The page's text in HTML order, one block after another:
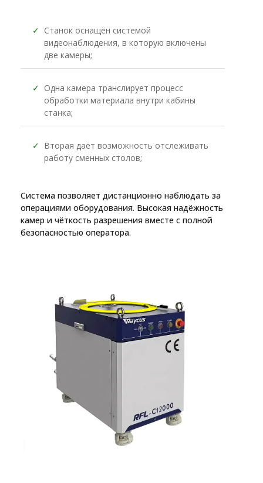
✓ Станок оснащён системой
видеонаблюдения, в которую включены
две камеры;
✓ Одна камера транслирует процесс
обработки материала внутри кабины
станка;
✓ Вторая даёт возможность отслеживать
работу сменных столов;
Система позволяет дистанционно наблюдать за
операциями оборудования. Высокая надёжность
камер и чёткость разрешения вместе с полной
безопасностью оператора.